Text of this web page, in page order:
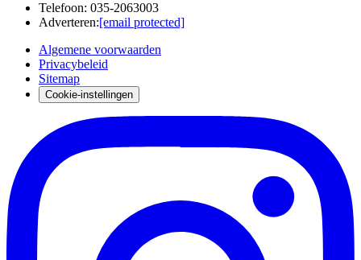
Telefoon: 035-2063003
Adverteren:[email protected]
Algemene voorwaarden
Privacybeleid
Sitemap
Cookie-instellingen